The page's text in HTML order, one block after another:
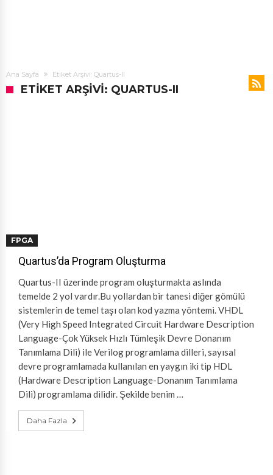
Ana Sayfa Etiket Arşivi: Quartus-II
ETIKET ARŞIVI: QUARTUS-II
FPGA
Quartus’da Program Oluşturma
Quartus-II üzerinde program oluşturmakta aslında
temelde 2 yol vardır.Bu yollardan bir tanesi diğer gömülü
sistemlerin de temel taşı olan kod yazma yöntemi. VHDL
(Very High Speed Integrated Circuit Hardware Description
Language-Çok Yüksek Hızlı Tümleşik Devre Donanım
Tanımlama Dili) ile Verilog programlama dilleri, sayısal
devre programlamada kullanılan en yaygın iki tip HDL
(Hardware Description Language-Donanım Tanımlama
Dili) programlama dilidir. Şekilde benim …
Daha Fazla